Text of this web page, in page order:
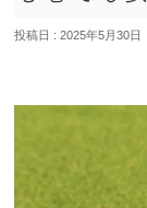
投稿日 : 2025年5月30日